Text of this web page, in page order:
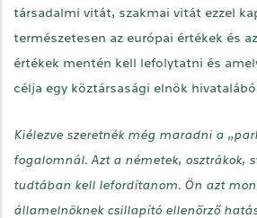
társadalmi vitát, szakmai vitát ezzel
természetesen az európai értékek és
értékek mentén kell lefolytatni és
célja egy köztársasági elnök
Kiélezve szeretnék még maradni a
fogalomnál. Azt a németek, osztrákok,
tudtában kell lefordítanom. Ön azt
államelnöknek csillapító ellenőrző